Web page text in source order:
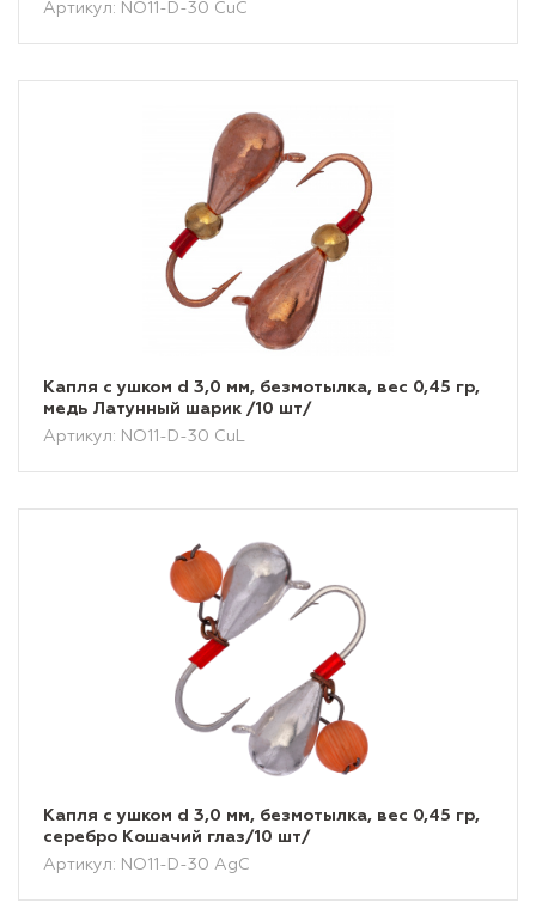
Артикул: NO11-D-30 CuC
Капля с ушком d 3,0 мм, безмотылка, вес 0,45 гр,
медь Латунный шарик /10 шт/
Артикул: NO11-D-30 CuL
Капля с ушком d 3,0 мм, безмотылка, вес 0,45 гр,
серебро Кошачий глаз/10 шт/
Артикул: NO11-D-30 AgC